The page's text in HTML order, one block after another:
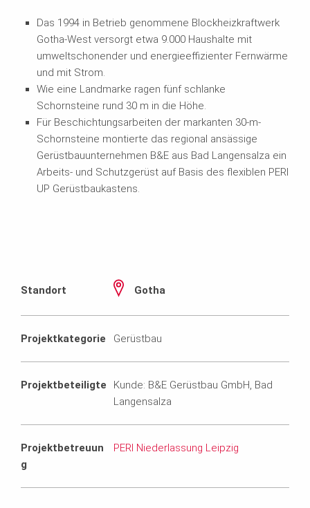
Das 1994 in Betrieb genommene Blockheizkraftwerk
Gotha-West versorgt etwa 9.000 Haushalte mit
umweltschonender und energieeffizienter Fernwärme
und mit Strom.
Wie eine Landmarke ragen fünf schlanke
Schornsteine rund 30 m in die Höhe.
Für Beschichtungsarbeiten der markanten 30-m-
Schornsteine montierte das regional ansässige
Gerüstbauunternehmen B&E aus Bad Langensalza ein
Arbeits- und Schutzgerüst auf Basis des flexiblen PERI
UP Gerüstbaukastens.
Standort Gotha
Projektkategorie Gerüstbau
Projektbeteiligte
Kunde: B&E Gerüstbau GmbH, Bad
Langensalza
Projektbetreuun
g
PERI Niederlassung Leipzig